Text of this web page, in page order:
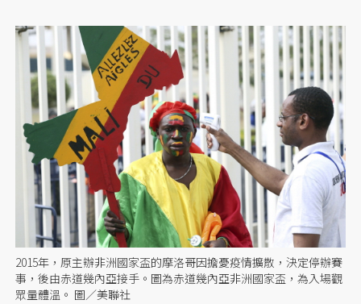
2015年，原主辦非洲國家盃的摩洛哥因擔憂疫情擴散，決定停辦賽
事，後由赤道幾內亞接手。圖為赤道幾內亞非洲國家盃，為入場觀
眾量體溫。 圖／美聯社